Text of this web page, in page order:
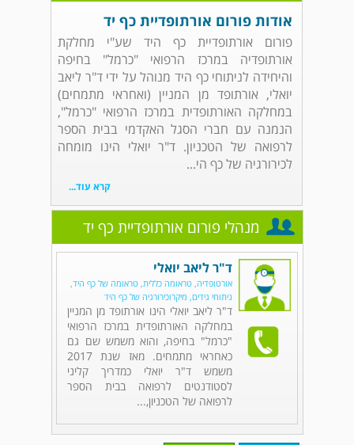
אודות פורום אורתופדיית כף יד
פורום אורתופדיית כף היד שע"י מחלקת
אורתופדיה במרכז הרפואי "כרמל" בחיפה
והיחידה לניתוחי כף היד מנוהל על ידי ד"ר ליאב
יואלי, אורתופד מן המניין (ואחראי מתמחים)
במחלקה האורתופדית במרכז הרפואי "כרמל",
הנמנה עם חברי הסגל האקדמי בבית הספר
לרפואה של הטכניון. ד"ר יואלי הינו מומחה
לכירורגיה של כף הי...
קרא עוד...
מנהלי פורום אורתופדיית כף יד
ד"ר ליאב יואלי
אורטופדיה, טראומה כללית, טראומה של כף היד,
ניתוחי גידים, מיקרוכירורגיה של כף היד
ד"ר ליאב יואלי הינו אורתופד מן המניין
במחלקה האורתופדית במרכז הרפואי
"כרמל" בחיפה, והוא משמש שם גם
כאחראי מתמחים. מאז שנת 2017
משמש ד"ר יואלי כמדריך קליני
לסטודנטים לרפואה בבית הספר
לרפואה של הטכניון,...